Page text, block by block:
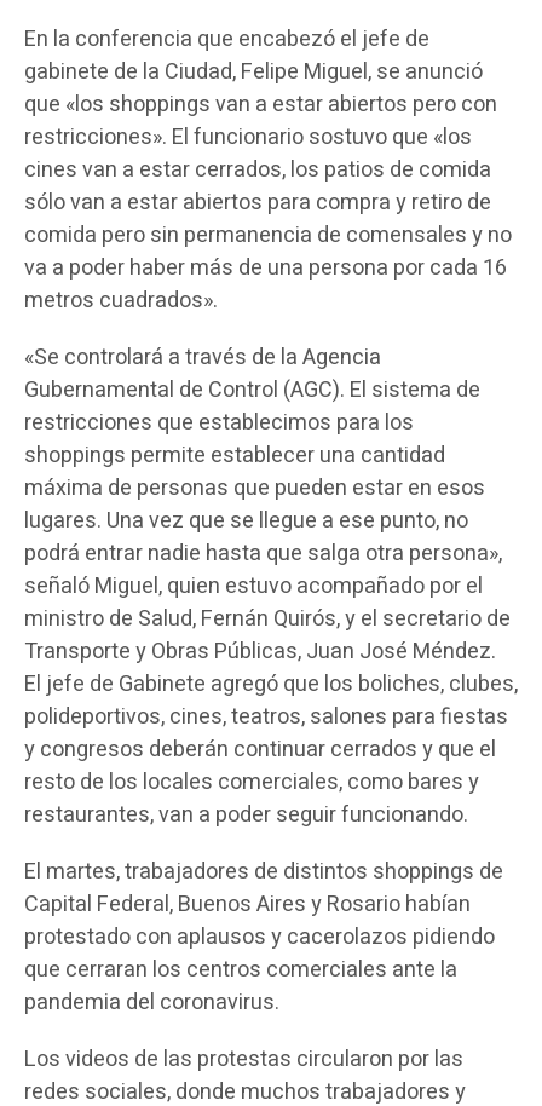
En la conferencia que encabezó el jefe de
gabinete de la Ciudad, Felipe Miguel, se anunció
que «los shoppings van a estar abiertos pero con
restricciones». El funcionario sostuvo que «los
cines van a estar cerrados, los patios de comida
sólo van a estar abiertos para compra y retiro de
comida pero sin permanencia de comensales y no
va a poder haber más de una persona por cada 16
metros cuadrados».
«Se controlará a través de la Agencia
Gubernamental de Control (AGC). El sistema de
restricciones que establecimos para los
shoppings permite establecer una cantidad
máxima de personas que pueden estar en esos
lugares. Una vez que se llegue a ese punto, no
podrá entrar nadie hasta que salga otra persona»,
señaló Miguel, quien estuvo acompañado por el
ministro de Salud, Fernán Quirós, y el secretario de
Transporte y Obras Públicas, Juan José Méndez.
El jefe de Gabinete agregó que los boliches, clubes,
polideportivos, cines, teatros, salones para fiestas
y congresos deberán continuar cerrados y que el
resto de los locales comerciales, como bares y
restaurantes, van a poder seguir funcionando.
El martes, trabajadores de distintos shoppings de
Capital Federal, Buenos Aires y Rosario habían
protestado con aplausos y cacerolazos pidiendo
que cerraran los centros comerciales ante la
pandemia del coronavirus.
Los videos de las protestas circularon por las
redes sociales, donde muchos trabajadores y